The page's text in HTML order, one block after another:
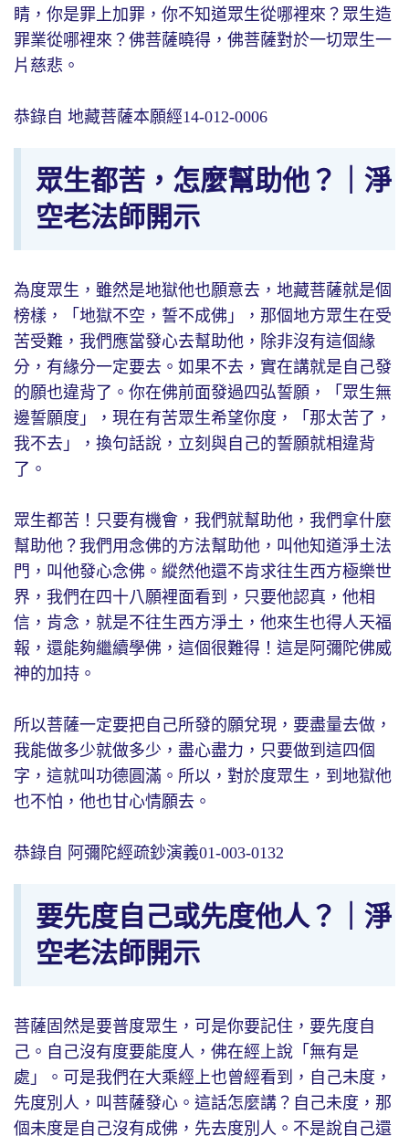
睛，你是罪上加罪，你不知道眾生從哪裡來？眾生造
罪業從哪裡來？佛菩薩曉得，佛菩薩對於一切眾生一
片慈悲。
恭錄自 地藏菩薩本願經14-012-0006
眾生都苦，怎麼幫助他？｜淨
空老法師開示
為度眾生，雖然是地獄他也願意去，地藏菩薩就是個
榜樣，「地獄不空，誓不成佛」，那個地方眾生在受
苦受難，我們應當發心去幫助他，除非沒有這個緣
分，有緣分一定要去。如果不去，實在講就是自己發
的願也違背了。你在佛前面發過四弘誓願，「眾生無
邊誓願度」，現在有苦眾生希望你度，「那太苦了，
我不去」，換句話說，立刻與自己的誓願就相違背
了。
眾生都苦！只要有機會，我們就幫助他，我們拿什麼
幫助他？我們用念佛的方法幫助他，叫他知道淨土法
門，叫他發心念佛。縱然他還不肯求往生西方極樂世
界，我們在四十八願裡面看到，只要他認真，他相
信，肯念，就是不往生西方淨土，他來生也得人天福
報，還能夠繼續學佛，這個很難得！這是阿彌陀佛威
神的加持。
所以菩薩一定要把自己所發的願兌現，要盡量去做，
我能做多少就做多少，盡心盡力，只要做到這四個
字，這就叫功德圓滿。所以，對於度眾生，到地獄他
也不怕，他也甘心情願去。
恭錄自 阿彌陀經疏鈔演義01-003-0132
要先度自己或先度他人？｜淨
空老法師開示
菩薩固然是要普度眾生，可是你要記住，要先度自
己。自己沒有度要能度人，佛在經上說「無有是
處」。可是我們在大乘經上也曾經看到，自己未度，
先度別人，叫菩薩發心。這話怎麼講？自己未度，那
個未度是自己沒有成佛，先去度別人。不是說自己還